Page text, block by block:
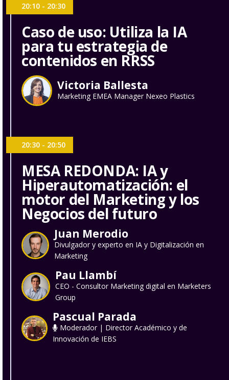
20:10 - 20:30
Caso de uso: Utiliza la IA
para tu estrategia de
contenidos en RRSS
Victoria Ballesta
Marketing EMEA Manager Nexeo Plastics
20:30 - 20:50
MESA REDONDA: IA y
Hiperautomatización: el
motor del Marketing y los
Negocios del futuro
Juan Merodio
Divulgador y experto en IA y Digitalización en
Marketing
Pau Llambí
CEO - Consultor Marketing digital en Marketers
Group
Pascual Parada
Moderador | Director Académico y de
Innovación de IEBS